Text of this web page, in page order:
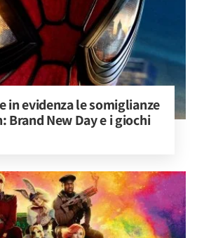
in evidenza le somiglianze
Brand New Day e i giochi